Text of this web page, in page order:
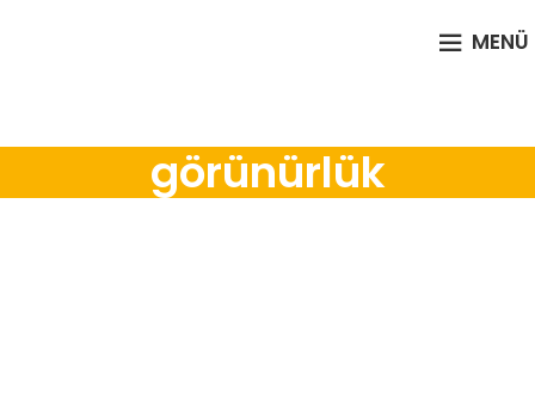
MENÜ
görünürlük